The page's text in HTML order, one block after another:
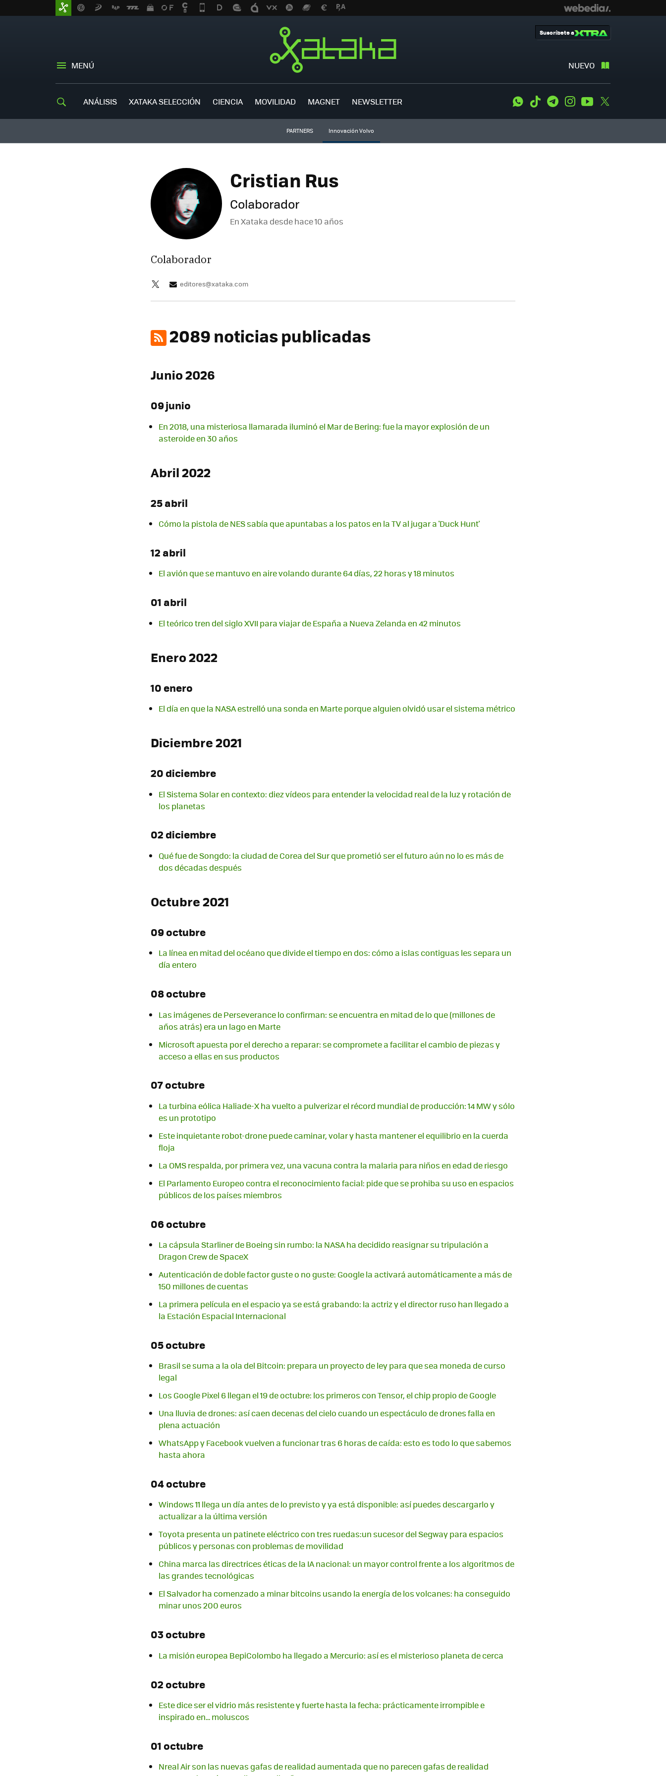
MENÚ NUEVO
Suscríbete a
ANÁLISIS XATAKA SELECCIÓN CIENCIA MOVILIDAD MAGNET NEWSLETTER WhatsApp
Tiktok TelegramInstagramYoutube
PARTNERS Innovación Volvo
Cristian Rus
Colaborador
En Xataka desdehace 10 años
Colaborador
editores@xataka.com
2089 noticias publicadas
Junio 2026
09 junio
En 2018, una misteriosa llamarada iluminó el Mar de Bering: fue la mayor explosión de un
asteroide en 30 años
Abril 2022
25 abril
Cómo la pistola de NES sabía que apuntabas a los patos en la TV al jugar a 'Duck Hunt'
12 abril
El avión que se mantuvo en aire volando durante 64 días, 22 horas y 18 minutos
01 abril
El teórico tren del siglo XVII para viajar de España a Nueva Zelanda en 42 minutos
Enero 2022
10 enero
El día en que la NASA estrelló una sonda en Marte porque alguien olvidó usar el sistema métrico
Diciembre 2021
20 diciembre
El Sistema Solar en contexto: diez vídeos para entender la velocidad real de la luz y rotación de
los planetas
02 diciembre
Qué fue de Songdo: la ciudad de Corea del Sur que prometió ser el futuro aún no lo es más de
dos décadas después
Octubre 2021
09 octubre
La línea en mitad del océano que divide el tiempo en dos: cómo a islas contiguas les separa un
día entero
08 octubre
Las imágenes de Perseverance lo confirman: se encuentra en mitad de lo que (millones de
años atrás) era un lago en Marte
Microsoft apuesta por el derecho a reparar: se compromete a facilitar el cambio de piezas y
acceso a ellas en sus productos
07 octubre
La turbina eólica Haliade-X ha vuelto a pulverizar el récord mundial de producción: 14 MW y sólo
es un prototipo
Este inquietante robot-drone puede caminar, volar y hasta mantener el equilibrio en la cuerda
floja
La OMS respalda, por primera vez, una vacuna contra la malaria para niños en edad de riesgo
El Parlamento Europeo contra el reconocimiento facial: pide que se prohiba su uso en espacios
públicos de los países miembros
06 octubre
La cápsula Starliner de Boeing sin rumbo: la NASA ha decidido reasignar su tripulación a
Dragon Crew de SpaceX
Autenticación de doble factor guste o no guste: Google la activará automáticamente a más de
150 millones de cuentas
La primera película en el espacio ya se está grabando: la actriz y el director ruso han llegado a
la Estación Espacial Internacional
05 octubre
Brasil se suma a la ola del Bitcoin: prepara un proyecto de ley para que sea moneda de curso
legal
Los Google Pixel 6 llegan el 19 de octubre: los primeros con Tensor, el chip propio de Google
Una lluvia de drones: así caen decenas del cielo cuando un espectáculo de drones falla en
plena actuación
WhatsApp y Facebook vuelven a funcionar tras 6 horas de caída: esto es todo lo que sabemos
hasta ahora
04 octubre
Windows 11 llega un día antes de lo previsto y ya está disponible: así puedes descargarlo y
actualizar a la última versión
Toyota presenta un patinete eléctrico con tres ruedas:un sucesor del Segway para espacios
públicos y personas con problemas de movilidad
China marca las directrices éticas de la IA nacional: un mayor control frente a los algoritmos de
las grandes tecnológicas
El Salvador ha comenzado a minar bitcoins usando la energía de los volcanes: ha conseguido
minar unos 200 euros
03 octubre
La misión europea BepiColombo ha llegado a Mercurio: así es el misterioso planeta de cerca
02 octubre
Este dice ser el vidrio más resistente y fuerte hasta la fecha: prácticamente irrompible e
inspirado en... moluscos
01 octubre
Nreal Air son las nuevas gafas de realidad aumentada que no parecen gafas de realidad